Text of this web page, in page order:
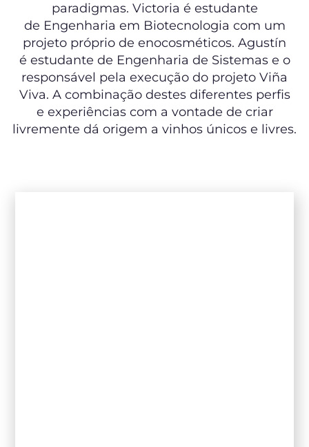
paradigmas. Victoria é estudante
de Engenharia em Biotecnologia com um
projeto próprio de enocosméticos. Agustín
é estudante de Engenharia de Sistemas e o
responsável pela execução do projeto Viña
Viva. A combinação destes diferentes perfis
e experiências com a vontade de criar
livremente dá origem a vinhos únicos e livres.